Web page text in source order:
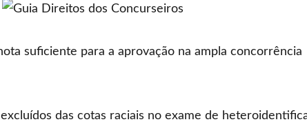
suficiente para a aprovação na ampla concorrência
das cotas raciais no exame de